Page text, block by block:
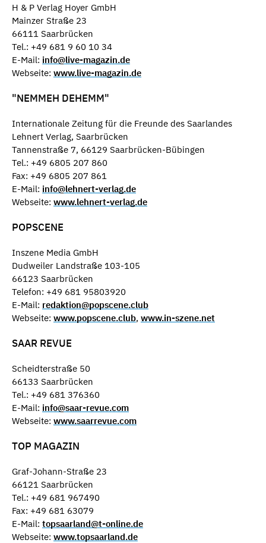
H & P Verlag Hoyer GmbH
Mainzer Straße 23
66111 Saarbrücken
Tel.: +49 681 9 60 10 34
E-Mail: info@live-magazin.de
Webseite: www.live-magazin.de
"NEMMEH DEHEMM"
Internationale Zeitung für die Freunde des Saarlandes
Lehnert Verlag, Saarbrücken
Tannenstraße 7, 66129 Saarbrücken-Bübingen
Tel.: +49 6805 207 860
Fax: +49 6805 207 861
E-Mail: info@lehnert-verlag.de
Webseite: www.lehnert-verlag.de
POPSCENE
Inszene Media GmbH
Dudweiler Landstraße 103-105
66123 Saarbrücken
Telefon: +49 681 95803920
E-Mail: redaktion@popscene.club
Webseite: www.popscene.club, www.in-szene.net
SAAR REVUE
Scheidterstraße 50
66133 Saarbrücken
Tel.: +49 681 376360
E-Mail: info@saar-revue.com
Webseite: www.saarrevue.com
TOP MAGAZIN
Graf-Johann-Straße 23
66121 Saarbrücken
Tel.: +49 681 967490
Fax: +49 681 63079
E-Mail: topsaarland@t-online.de
Webseite: www.topsaarland.de